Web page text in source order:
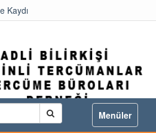
Kaydı
Toggle
navigation
Menüler